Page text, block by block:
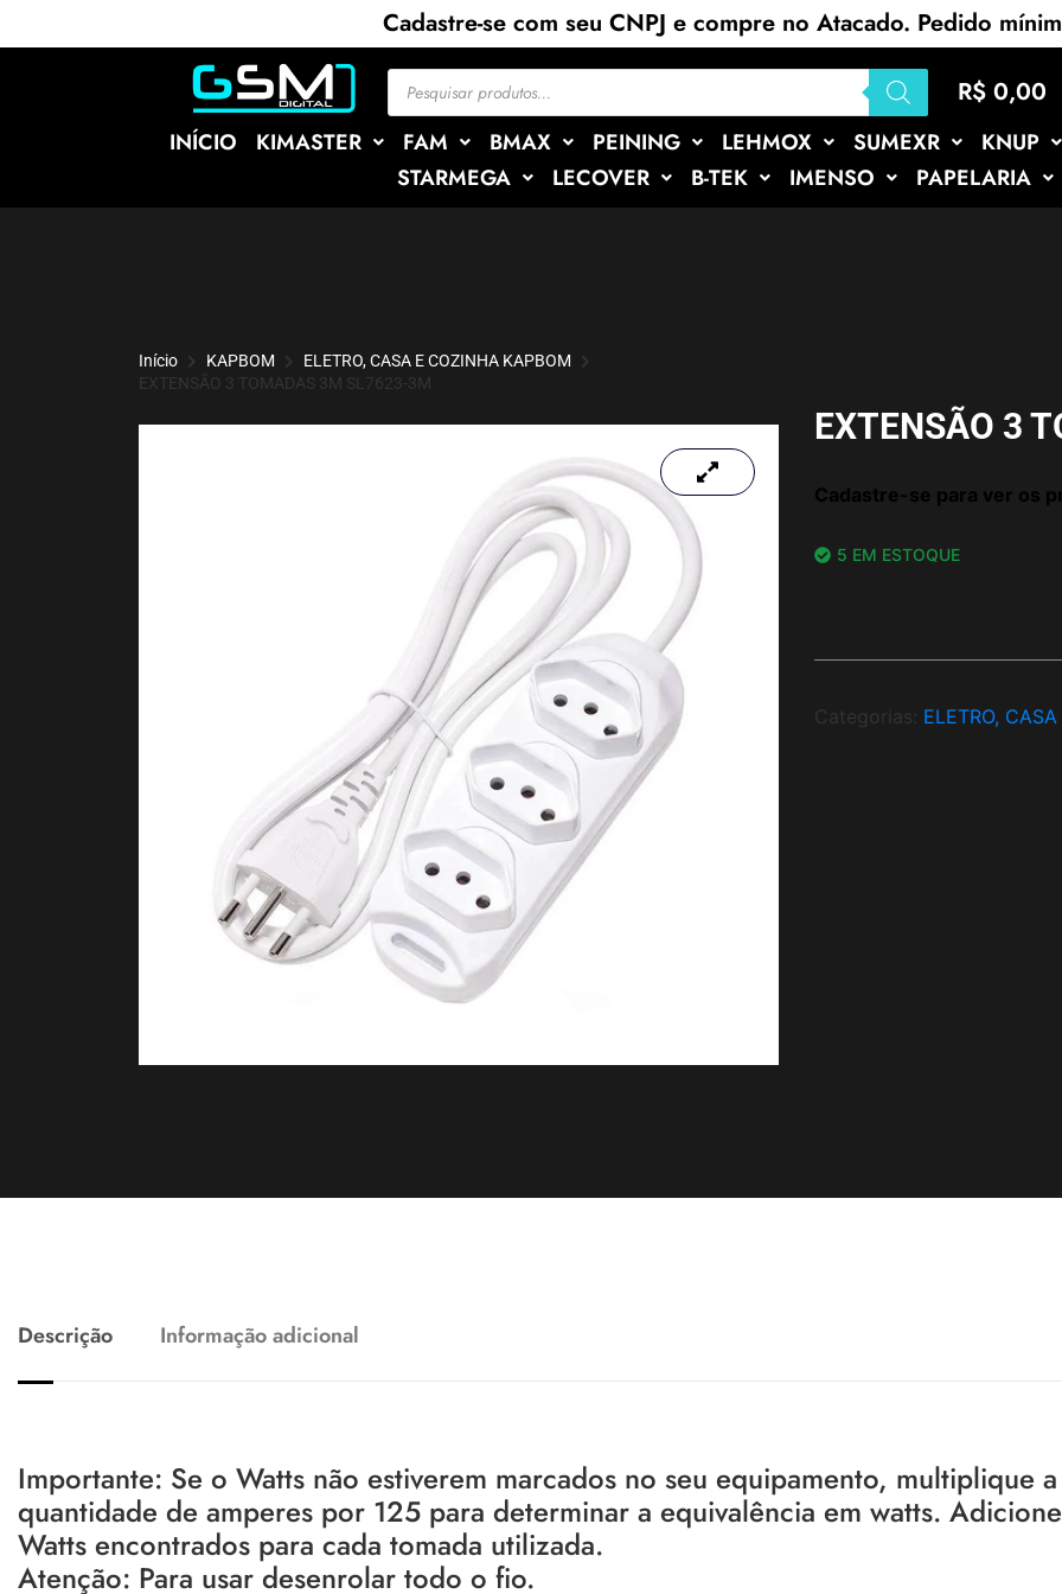
Cadastre-se com seu CNPJ e compre no Atacado. Pedido
R$ 0,00
INÍCIO KIMASTER FAM BMAX PEINING LEHMOX SUMEXR
KNUP
STARMEGA
LECOVER B-TEK IMENSO PAPELARIA
Início KAPBOM
ELETRO, CASA E COZINHA KAPBOM
EXTENSÃO 3 TOMADAS 3M SL7623-3M
EXTENSÃO 3
Cadastre-se para ver os
5 EM ESTOQUE
Categorias: ELETRO,
Descrição Informação adicional
Importante: Se o Watts não estiverem marcados no seu equipamento, multiplique a
quantidade de amperes por 125 para determinar a equivalência em watts.
Watts encontrados para cada tomada utilizada.
Atenção: Para usar desenrolar todo o fio.